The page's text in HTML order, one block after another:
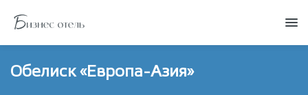
Обелиск «Европа-Азия»